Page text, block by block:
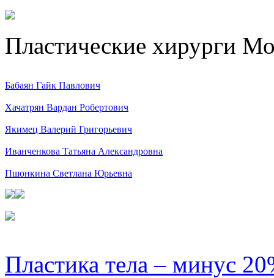
Пластические хирурги
Бабаян Гайк Павлович
Хачатрян Вардан Робертович
Якимец Валерий Григорьевич
Иванченкова Татьяна Александровна
Пшонкина Светлана Юрьевна
Пластика тела – минус